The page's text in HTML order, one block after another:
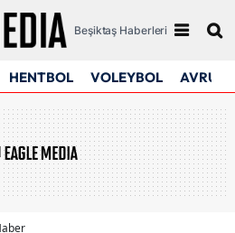
Beşiktaş Haberleri
HENTBOL VOLEYBOL